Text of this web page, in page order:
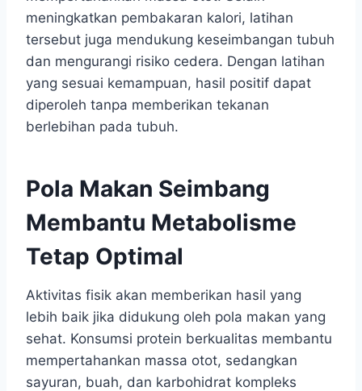
meningkatkan pembakaran kalori, latihan
tersebut juga mendukung keseimbangan tubuh
dan mengurangi risiko cedera. Dengan latihan
yang sesuai kemampuan, hasil positif dapat
diperoleh tanpa memberikan tekanan
berlebihan pada tubuh.
Pola Makan Seimbang
Membantu Metabolisme
Tetap Optimal
Aktivitas fisik akan memberikan hasil yang
lebih baik jika didukung oleh pola makan yang
sehat. Konsumsi protein berkualitas membantu
mempertahankan massa otot, sedangkan
sayuran, buah, dan karbohidrat kompleks